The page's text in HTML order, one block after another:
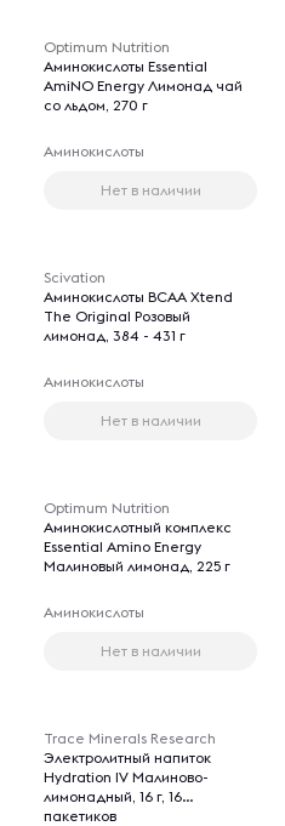
Optimum Nutrition
Аминокислоты Essential
AmiNO Energy Лимонад чай
со льдом, 270 г
Аминокислоты
Нет в наличии
Scivation
Аминокислоты BCAA Xtend
The Original Розовый
лимонад, 384 - 431 г
Аминокислоты
Нет в наличии
Optimum Nutrition
Аминокислотный комплекс
Essential Amino Energy
Малиновый лимонад, 225 г
Аминокислоты
Нет в наличии
Trace Minerals Research
Электролитный напиток
Hydration IV Малиново-
лимонадный, 16 г, 16
пакетиков